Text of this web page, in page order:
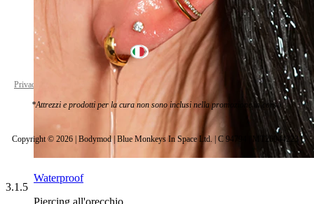
Waterproof
Piercing all'orecchio
Italy
Privacy policy Cookie settings
*Attrezzi e prodotti per la cura non sono inclusi nella promozione in corso.
Copyright © 2026 | Bodymod | Blue Monkeys In Space Ltd. | C 94794 | MT26944223 |
3.1.5